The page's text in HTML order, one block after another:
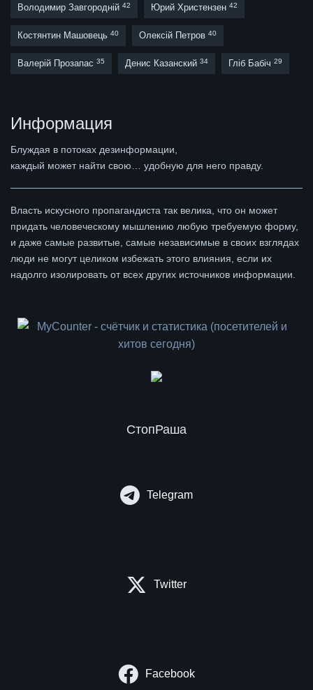
Володимир Завгородній 42 Юрий Христензен 42
Костянтин Машовець 40 Олексій Петров 40
Валерій Прозапас 35 Денис Казанский 34 Гліб Бабіч 29
Информация
Блуждая в потоках дезинформации,
каждый может найти свою… удобную для него правду.
Власть искусного пропагандиста так велика, что он может
придать человеческому мышлению любую требуемую форму,
и даже самые развитые, самые независимые в своих взглядах
люди не могут целиком избежать этого влияния, если их
надолго изолировать от всех других источников информации.
СтопРаша
Telegram
Twitter
Facebook